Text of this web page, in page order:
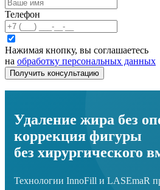
Телефон
Нажимая кнопку, вы соглашаетесь
на обработку персональных данных
Получить консультацию
Удаление жира без
коррекция фигуры
без хирургического
Технологии InnoFill и LASEmaR